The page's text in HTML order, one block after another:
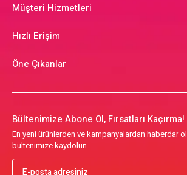
Müşteri Hizmetleri
Hızlı Erişim
Öne Çıkanlar
Bültenimize Abone Ol, Fırsatları Kaçırma!
En yeni ürünlerden ve kampanyalardan haberdar
bültenimize kaydolun.